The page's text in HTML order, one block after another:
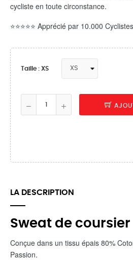
cycliste en toute circonstance.
⭐️⭐️⭐️⭐️⭐️ Apprécié par 10.000
Taille : XS
LA DESCRIPTION
Sweat de
Conçue dans un tissu épais 80%
Passion.